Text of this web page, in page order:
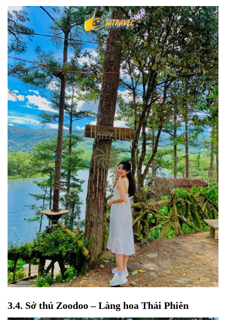
3.4. Sở thú Zoodoo – Làng hoa Thái Phiên